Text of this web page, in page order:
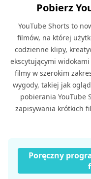
Pobierz
YouTube Shorts to
filmów, na której
codzienne klipy,
ekscytującymi
filmy w szerokim
wygody, takiej jak
pobierania YouTube
zapisywania krótkich
Poręczny